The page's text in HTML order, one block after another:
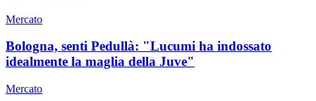
Mercato
Bologna, senti Pedullà: "Lucumi ha indossato
idealmente la maglia della Juve"
Mercato